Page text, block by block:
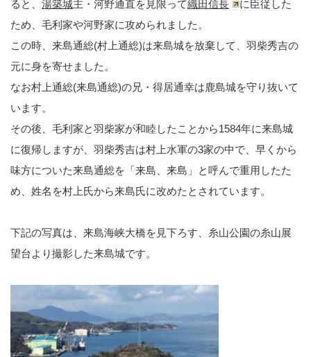
ると、 湯築城主・河野通直を見限って織田信長
に臣従した
ため、毛利家や河野家に攻められました。
この時、来島通総(村上通総)は来島城を放棄して、羽柴秀吉の
元に身を寄せました。
なお村上通総(来島通総)の兄・得居通幸は鹿島城を守り抜いて
います。
その後、毛利家と羽柴家が和睦したことから1584年に来島城
に復帰しますが、羽柴秀吉は村上水軍の3家の中で、早くから
味方についた来島通総を「来島、来島」と呼んで重用したた
め、姓名を村上氏から来島氏に改めたとされています。
下記の写真は、来島海峡大橋を見下ろす、糸山公園の糸山展
望台より撮影した来島城です。